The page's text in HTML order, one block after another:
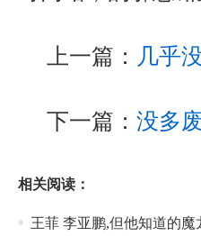
上一篇： 几乎
下一篇： 没多
相关阅读：
王菲 李亚鹏,但他知道的魔